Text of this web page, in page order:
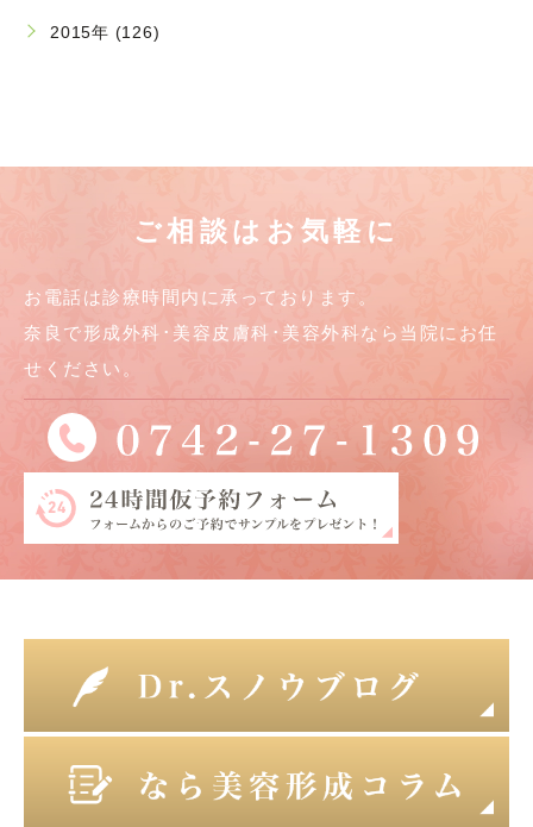
2015年 (126)
ご相談はお気軽に
お電話は診療時間内に承っております。
奈良で形成外科･美容皮膚科･美容外科なら当院にお任
せください。